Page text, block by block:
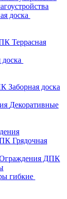
доска
Террасная
доска
Заборная доска
Декоративные
Грядочная
ДПК
гибкие